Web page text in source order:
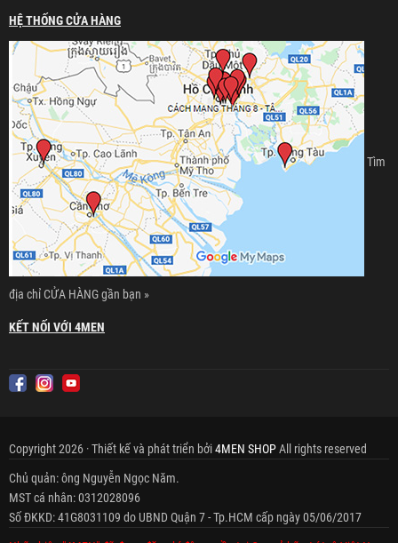
HỆ THỐNG CỬA HÀNG
Tìm
địa chỉ CỬA HÀNG gần bạn »
KẾT NỐI VỚI 4MEN
Copyright 2026 · Thiết kế và phát triển bởi4MEN SHOPAll rights reserved
Chủ quản: ông Nguyễn Ngọc Năm.
MST cá nhân: 0312028096
Số ĐKKD: 41G8031109 do UBND Quận 7 - Tp.HCM cấp ngày 05/06/2017